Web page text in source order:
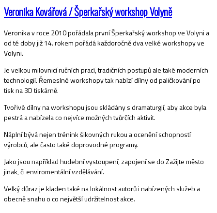
Veronika Kovářová / Šperkařský workshop Volyně
Veronika v roce 2010 pořádala první Šperkařský workshop ve Volyni a
od té doby již 14. rokem pořádá každoročně dva velké workshopy ve
Volyni.
Je velkou milovnicí ručních prací, tradičních postupů ale také moderních
technologií. Řemeslné workshopy tak nabízí dílny od paličkování po
tisk na 3D tiskárně.
Tvořivé dílny na workshopu jsou skládány s dramaturgií, aby akce byla
pestrá a nabízela co nejvíce možných tvůrčích aktivit.
Náplní bývá nejen trénink šikovných rukou a ocenění schopností
výrobců, ale často také doprovodné programy.
Jako jsou například hudební vystoupení, zapojení se do Zažijte město
jinak, či enviromentální vzdělávání.
Velký důraz je kladen také na lokálnost autorů i nabízených služeb a
obecně snahu o co největší udržitelnost akce.